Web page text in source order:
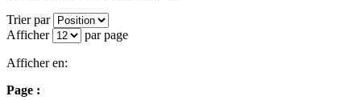
Trier par
Afficher
par page
Afficher en:
Page :